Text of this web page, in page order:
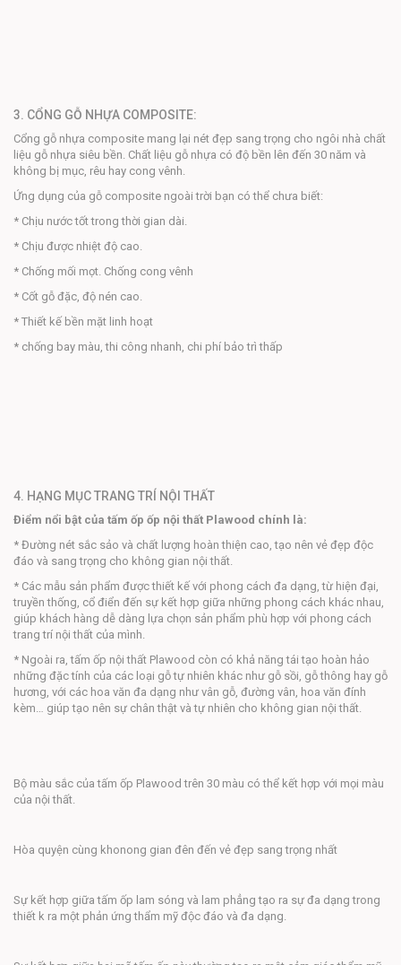
3. CỔNG GỖ NHỰA COMPOSITE:
Cổng gỗ nhựa composite mang lại nét đẹp sang trọng cho ngôi nhà chất
liệu gỗ nhựa siêu bền. Chất liệu gỗ nhựa có độ bền lên đến 30 năm và
không bị mục, rêu hay cong vênh.
Ứng dụng của gỗ composite ngoài trời bạn có thể chưa biết:
* Chịu nước tốt trong thời gian dài.
* Chịu được nhiệt độ cao.
* Chống mối mọt. Chống cong vênh
* Cốt gỗ đặc, độ nén cao.
* Thiết kế bền mặt linh hoạt
* chống bay màu, thi công nhanh, chi phí bảo trì thấp
4. HẠNG MỤC TRANG TRÍ NỘI THẤT
Điểm nổi bật của tấm ốp ốp nội thất Plawood chính là:
* Đường nét sắc sảo và chất lượng hoàn thiện cao, tạo nên vẻ đẹp độc
đáo và sang trọng cho không gian nội thất.
* Các mẫu sản phẩm được thiết kế với phong cách đa dạng, từ hiện đại,
truyền thống, cổ điển đến sự kết hợp giữa những phong cách khác nhau,
giúp khách hàng dễ dàng lựa chọn sản phẩm phù hợp với phong cách
trang trí nội thất của mình.
* Ngoài ra, tấm ốp nội thất Plawood còn có khả năng tái tạo hoàn hảo
những đặc tính của các loại gỗ tự nhiên khác như gỗ sồi, gỗ thông hay gỗ
hương, với các hoa văn đa dạng như vân gỗ, đường vân, hoa văn đính
kèm… giúp tạo nên sự chân thật và tự nhiên cho không gian nội thất.
Bộ màu sắc của tấm ốp Plawood trên 30 màu có thể kết hợp với mọi màu
của nội thất.
Hòa quyện cùng khonong gian đên đến vẻ đẹp sang trọng nhất
Sự kết hợp giữa tấm ốp lam sóng và lam phẳng tạo ra sự đa dạng trong
thiết k ra một phản ứng thẩm mỹ độc đáo và đa dạng.